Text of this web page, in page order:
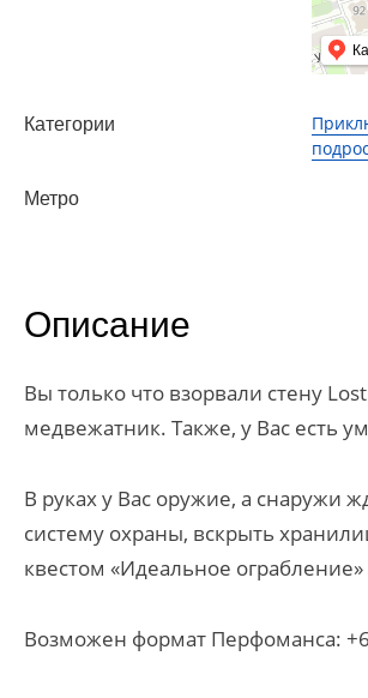
Категории
Метро
Описание
Вы только что взорвали стену
медвежатник. Также, у Вас есть
В руках у Вас оружие, а снаружи
систему охраны, вскрыть
квестом «Идеальное
Возможен формат Перфоманса: